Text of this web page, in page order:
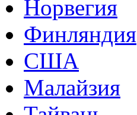
Норвегия
Финляндия
США
Малайзия